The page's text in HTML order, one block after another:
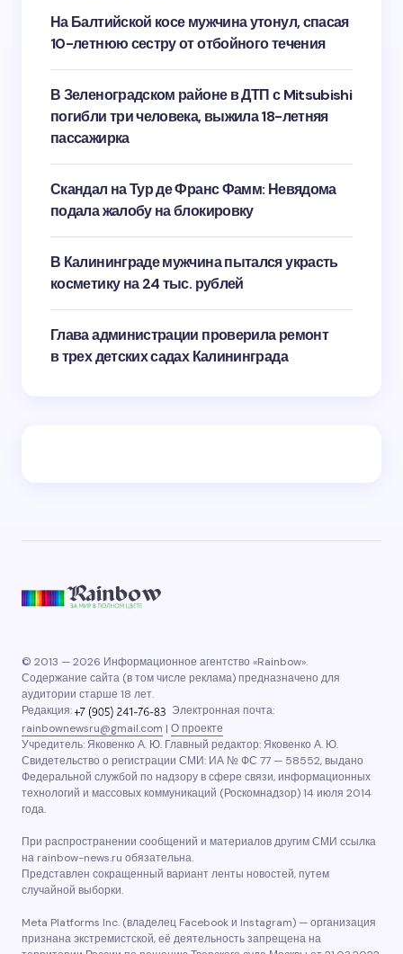
На Балтийской косе мужчина утонул, спасая
10-летнюю сестру от отбойного течения
В Зеленоградском районе в ДТП с Mitsubishi
погибли три человека, выжила 18-летняя
пассажирка
Скандал на Тур де Франс Фамм: Невядома
подала жалобу на блокировку
В Калининграде мужчина пытался украсть
косметику на 24 тыс. рублей
Глава администрации проверила ремонт
в трех детских садах Калининграда
© 2013 — 2026 Информационное агентство «Rainbow».
Содержание сайта (в том числе реклама) предназначено для
аудитории старше 18 лет.
Редакция:
Электронная почта:
rainbownewsru@gmail.com | О проекте
Учредитель: Яковенко А. Ю. Главный редактор: Яковенко А. Ю.
Свидетельство о регистрации СМИ: ИА № ФС 77 — 58552, выдано
Федеральной службой по надзору в сфере связи, информационных
технологий и массовых коммуникаций (Роскомнадзор) 14 июля 2014
года.
При распространении сообщений и материалов другим СМИ ссылка
на rainbow-news.ru обязательна.
Представлен сокращенный вариант ленты новостей, путем
случайной выборки.
Meta Platforms Inc. (владелец Facebook и Instagram) — организация
признана экстремистской, её деятельность запрещена на